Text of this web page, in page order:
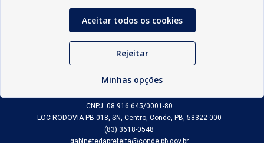
INFORMAÇÕES
CNPJ: 08.916.645/0001-80
LOC RODOVIA PB 018, SN, Centro, Conde, PB, 58322-000
(83) 3618-0548
Aceitar todos os cookies
Rejeitar
Minhas opções